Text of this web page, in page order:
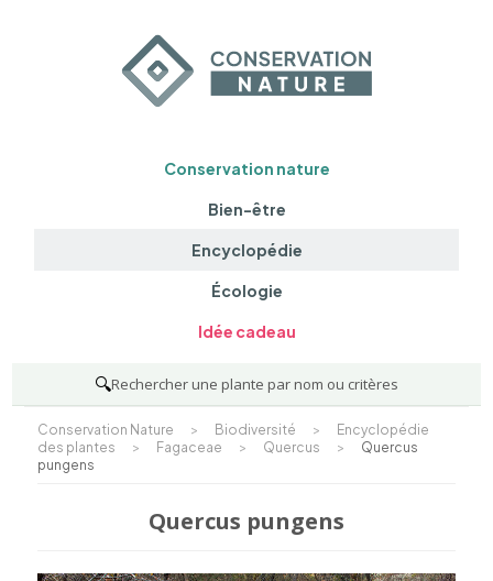
Conservation nature
Bien-être
Encyclopédie
Écologie
Idée cadeau
🔍Rechercher une plante par nom ou critères
Conservation Nature > Biodiversité >
Encyclopédie
des plantes
> Fagaceae > Quercus >
Quercus
pungens
Quercus pungens